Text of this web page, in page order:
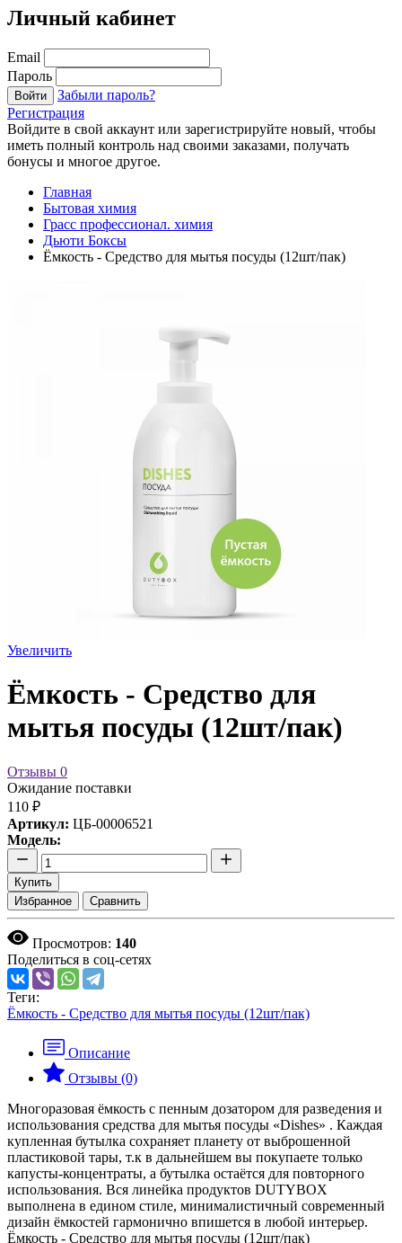
Личный кабинет
Email
Пароль
Войти
Забыли пароль?
Регистрация
Войдите в свой аккаунт или зарегистрируйте новый, чтобы
иметь полный контроль над своими заказами, получать
бонусы и многое другое.
Главная
Бытовая химия
Грасс профессионал. химия
Дьюти Боксы
Ёмкость - Средство для мытья посуды (12шт/пак)
Увеличить
Ёмкость - Средство для
мытья посуды (12шт/пак)
Отзывы 0
Ожидание поставки
110 ₽
Артикул: ЦБ-00006521
Модель:
Купить
Избранное
Сравнить
Просмотров: 140
Поделиться в соц-сетях
Теги:
Ёмкость - Средство для мытья посуды (12шт/пак)
Описание
Отзывы (0)
Многоразовая ёмкость с пенным дозатором для разведения и
использования средства для мытья посуды «Dishes» . Каждая
купленная бутылка сохраняет планету от выброшенной
пластиковой тары, т.к в дальнейшем вы покупаете только
капусты-концентраты, а бутылка остаётся для повторного
использования. Вся линейка продуктов DUTYBOX
выполнена в едином стиле, минималистичный современный
дизайн ёмкостей гармонично впишется в любой интерьер.
Ёмкость - Средство для мытья посуды (12шт/пак)